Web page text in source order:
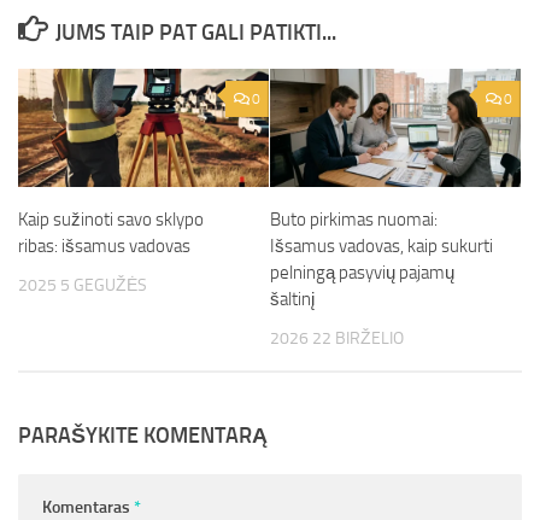
JUMS TAIP PAT GALI PATIKTI...
0
Kaip sužinoti savo sklypo
ribas: išsamus vadovas
2025 5 GEGUŽĖS
0
Buto pirkimas nuomai:
Išsamus vadovas, kaip sukurti
pelningą pasyvių pajamų
šaltinį
2026 22 BIRŽELIO
PARAŠYKITE KOMENTARĄ
Komentaras *